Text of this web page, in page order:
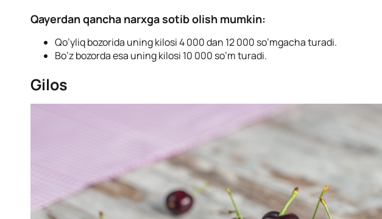
Qayerdan qancha narxga sotib olish mumkin:
Qo’yliq bozorida uning kilosi 4 000 dan 12 000 so’mgacha turadi.
Bo’z bozorda esa uning kilosi 10 000 so’m turadi.
Gilos